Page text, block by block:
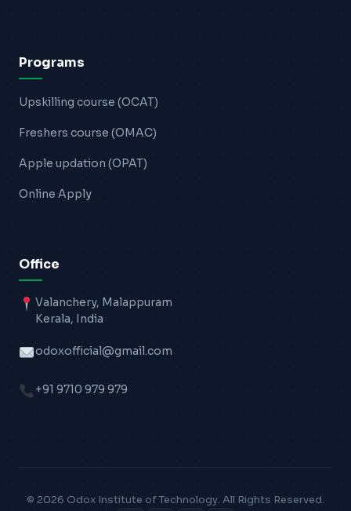
Programs
Upskilling course (OCAT)
Freshers course (OMAC)
Apple updation (OPAT)
Online Apply
Office
Valanchery, Malappuram
Kerala, India
odoxofficial@gmail.com
+91 9710 979 979
© 2026 Odox Institute of Technology. All Rights Reserved.